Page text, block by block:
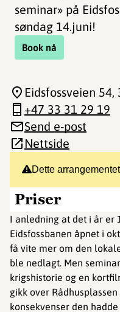
seminar» på
søndag 14.juni!
Book nå
Dette
Priser
I anledning at det i år er
Eidsfossbanen åpnet i
få vite mer om den
ble nedlagt. Men
krigshistorie og en
gikk over
konsekvenser den
Eidsfossveien 54,
+47 33 31 29 19
Send e-post
Nettside